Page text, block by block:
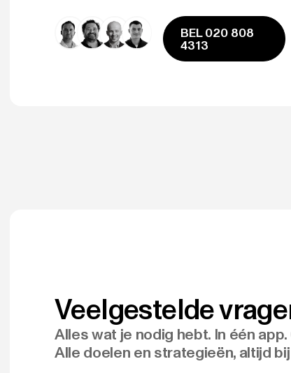
BEL 020 808
4313
Veelgestelde
Alles wat je nodig hebt. In één
Alle doelen en strategieën, altijd